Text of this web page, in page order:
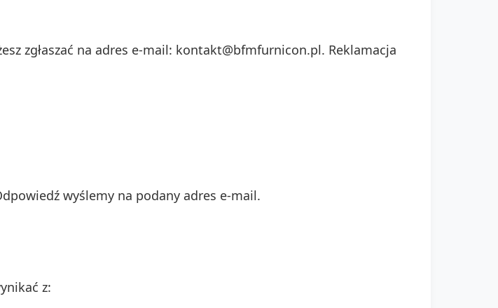
zgłaszać na adres e-mail: kontakt@bfmfurnicon.pl. Reklamacja
wyślemy na podany adres e-mail.
z: